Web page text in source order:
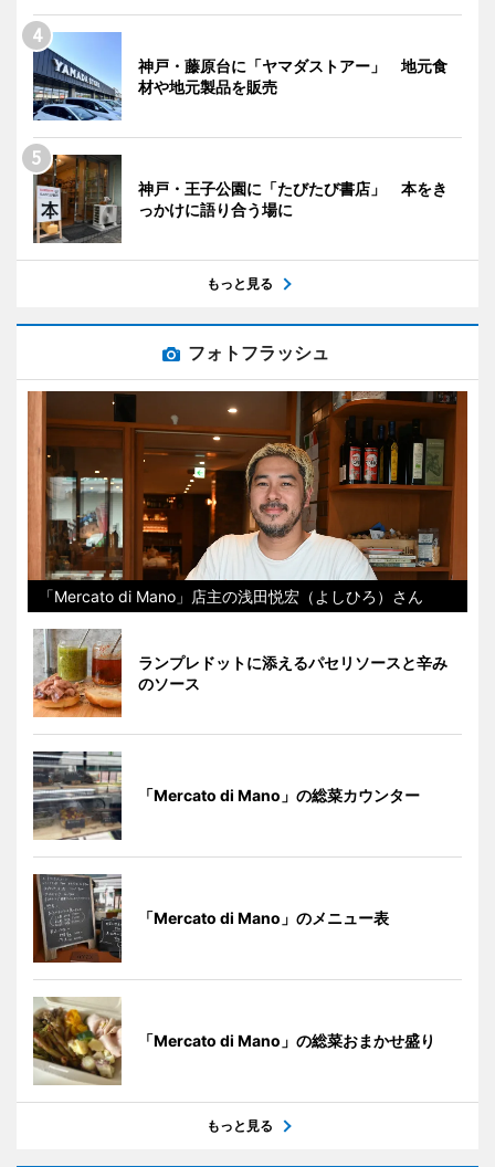
神戸・藤原台に「ヤマダストアー」 地元食
材や地元製品を販売
神戸・王子公園に「たびたび書店」 本をき
っかけに語り合う場に
もっと見る
フォトフラッシュ
「Mercato di Mano」店主の浅田悦宏（よしひろ）さん
ランプレドットに添えるパセリソースと辛み
のソース
「Mercato di Mano」の総菜カウンター
「Mercato di Mano」のメニュー表
「Mercato di Mano」の総菜おまかせ盛り
もっと見る